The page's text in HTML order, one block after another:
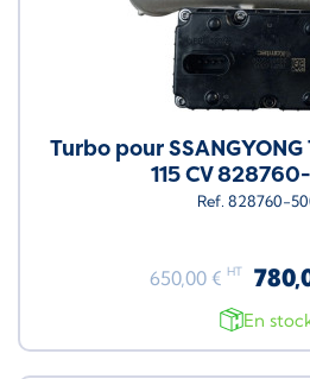
Turbo pour
115 CV
Ref. 828760-
650,00 € HT
En